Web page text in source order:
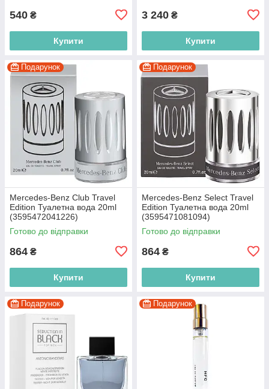
540 ₴
Купити
3 240 ₴
Купити
Подарунок
Mercedes-Benz Club Travel
Edition Туалетна вода 20ml
(3595472041226)
Готово до відправки
864 ₴
Купити
Подарунок
Mercedes-Benz Select Travel
Edition Туалетна вода 20ml
(3595471081094)
Готово до відправки
864 ₴
Купити
Подарунок Подарунок